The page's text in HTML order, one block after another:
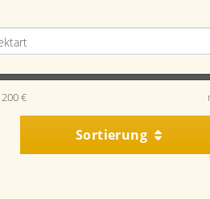
200 €
Sortierung